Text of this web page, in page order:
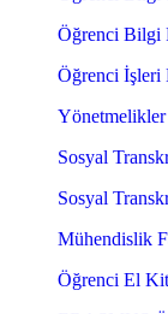
Öğrenci Bilgi
Öğrenci İşleri
Yönetmelikler
Sosyal
Sosyal
Mühendislik
Öğrenci El